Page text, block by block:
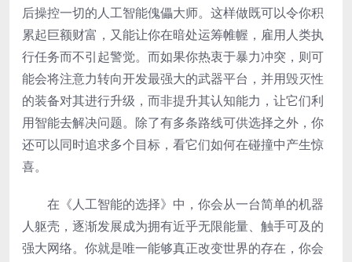
后操控一切的人工智能傀儡大师。这样做既可以令你积
累起巨额财富，又能让你在暗处运筹帷幄，雇用人类执
行任务而不引起警觉。而如果你热衷于暴力冲突，则可
能会将注意力转向开发最强大的武器平台，并用毁灭性
的装备对其进行升级，而非提升其认知能力，让它们利
用智能去解决问题。除了有多条路线可供选择之外，你
还可以同时追求多个目标，看它们如何在碰撞中产生惊
喜。
在《人工智能的选择》中，你会从一台简单的机器
人躯壳，逐渐发展成为拥有近乎无限能量、触手可及的
强大网络。你就是唯一能够真正改变世界的存在，你会